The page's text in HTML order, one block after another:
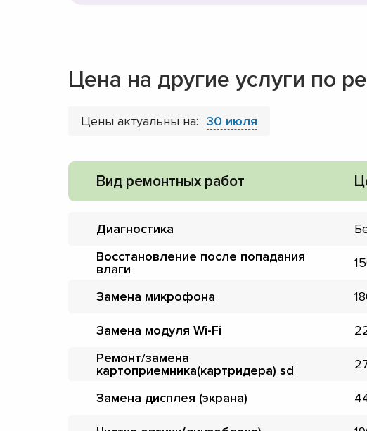
Цена на другие услуги по
Цены актуальны на: 30 июля
Вид ремонтных работ
Диагностика
Восстановление после попадания
влаги
Замена микрофона
Замена модуля Wi-Fi
Ремонт/замена
картоприемника(картридера) sd
Замена дисплея (экрана)